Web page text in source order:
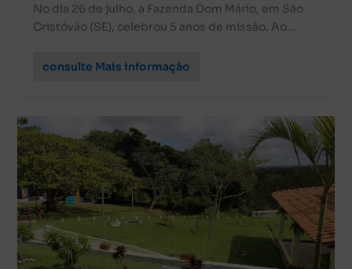
No dia 26 de julho, a Fazenda Dom Mário, em São
Cristóvão (SE), celebrou 5 anos de missão. Ao...
consulte Mais informação